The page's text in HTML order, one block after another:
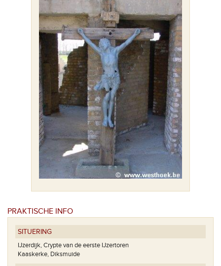
PRAKTISCHE INFO
SITUERING
IJzerdijk, Crypte van de eerste IJzertoren
Kaaskerke, Diksmuide